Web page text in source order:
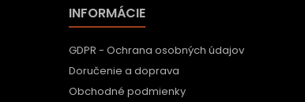
INFORMÁCIE
GDPR - Ochrana osobných údajov
Doručenie a doprava
Obchodné podmienky